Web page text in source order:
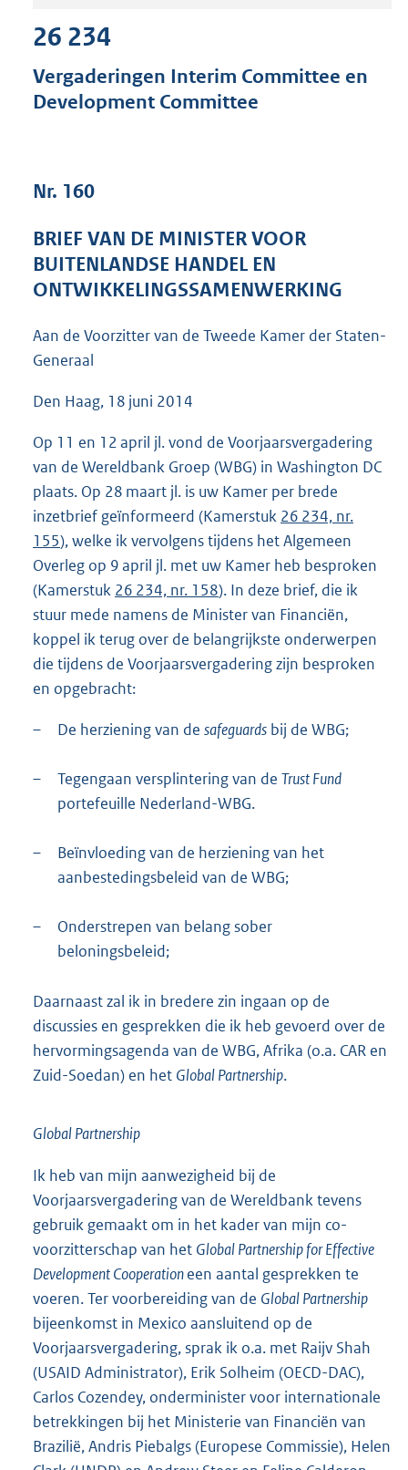
d
s
g
:
4
K
26 234
Vergaderingen Interim Committee en
Development Committee
Nr. 160
BRIEF VAN DE MINISTER VOOR
BUITENLANDSE HANDEL EN
ONTWIKKELINGSSAMENWERKING
Aan de Voorzitter van de Tweede Kamer der Staten-
Generaal
Den Haag, 18 juni 2014
Op 11 en 12 april jl. vond de Voorjaarsvergadering
van de Wereldbank Groep (WBG) in Washington DC
plaats. Op 28 maart jl. is uw Kamer per brede
inzetbrief geïnformeerd (Kamerstuk 26 234, nr.
155), welke ik vervolgens tijdens het Algemeen
Overleg op 9 april jl. met uw Kamer heb besproken
(Kamerstuk 26 234, nr. 158). In deze brief, die ik
stuur mede namens de Minister van Financiën,
koppel ik terug over de belangrijkste onderwerpen
die tijdens de Voorjaarsvergadering zijn besproken
en opgebracht:
– De herziening van de safeguards bij de WBG;
– Tegengaan versplintering van de Trust Fund
portefeuille Nederland-WBG.
–
Beïnvloeding van de herziening van het
aanbestedingsbeleid van de WBG;
–
Onderstrepen van belang sober
beloningsbeleid;
Daarnaast zal ik in bredere zin ingaan op de
discussies en gesprekken die ik heb gevoerd over de
hervormingsagenda van de WBG, Afrika (o.a. CAR en
Zuid-Soedan) en het Global Partnership.
Global Partnership
Ik heb van mijn aanwezigheid bij de
Voorjaarsvergadering van de Wereldbank tevens
gebruik gemaakt om in het kader van mijn co-
voorzitterschap van het Global Partnership for Effective
Development Cooperationeen aantal gesprekken te
voeren. Ter voorbereiding van de Global Partnership
bijeenkomst in Mexico aansluitend op de
Voorjaarsvergadering, sprak ik o.a. met Raijv Shah
(USAID Administrator), Erik Solheim (OECD-DAC),
Carlos Cozendey, onderminister voor internationale
betrekkingen bij het Ministerie van Financiën van
Brazilië, Andris Piebalgs (Europese Commissie), Helen